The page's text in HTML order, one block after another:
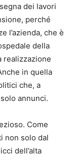
dei lavori
perché
l’azienda, che è
della
realizzazione
in quella
che, a
annunci.
Come
non solo dal
dell’alta